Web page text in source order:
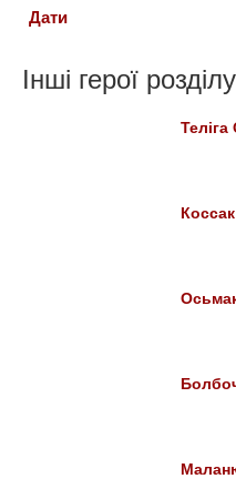
Дати
Інші герої
Теліга